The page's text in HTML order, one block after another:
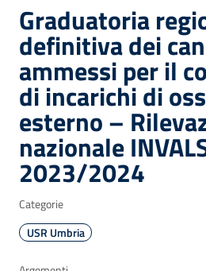
Graduatoria
definitiva dei
ammessi per il
di incarichi di
esterno –
nazionale
2023/2024
Categorie
USR Umbria